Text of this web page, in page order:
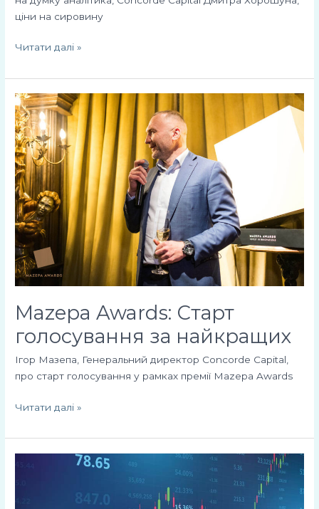
ціни на сировину
Читати далі »
Mazepa Awards: Старт
голосування за найкращих
Ігор Мазепа, Генеральний директор Concorde Capital,
про старт голосування у рамках премії Mazepa Awards
Mazepa
Awards:
Старт
голосування
за
найкращих
Читати далі »
Інвестклімат